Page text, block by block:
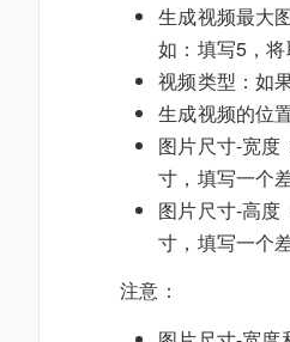
生成视频最大
如：填写5，
视频类型：如
生成视频的位
图片尺寸-宽度
寸，填写一个
图片尺寸-高度
寸，填写一个
注意：